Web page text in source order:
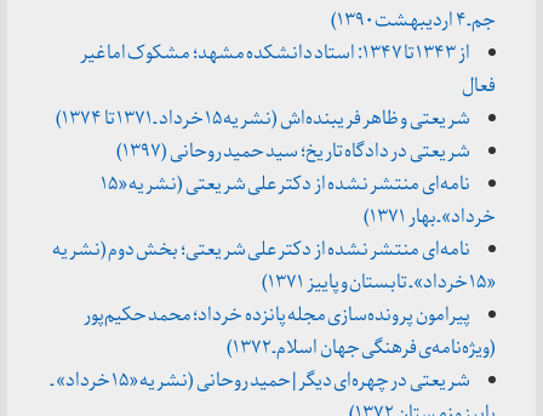
جم ـ ۴ اردیبهشت ۱۳۹۰)
از ۱۳۴۳ تا ۱۳۴۷: استاد دانشکده مشهد؛ مشکوک اما غیر
فعال
شریعتی و ظاهر فریبنده‌اش (نشریه ۱۵ خرداد ـ ۱۳۷۱ تا ۱۳۷۴)
شریعتی در دادگاه تاریخ؛ سید حمید روحانی (۱۳۹۷)
نامه‌ای منتشر نشده از دکتر علی شریعتی (نشریه «۱۵
خرداد» ـ بهار ۱۳۷۱)
نامه‌ای منتشر نشده از دکتر علی شریعتی؛ بخش دوم (نشریه
«۱۵ خرداد» ـ تابستان و پاییز ۱۳۷۱)
پیرامون پرونده‌سازی مجله پانزده خرداد؛ محمد حکیم‌پور
(ویژه‌نامه‌ی فرهنگی جهان اسلام ـ ۱۳۷۲)
شریعتی در چهره‌ای دیگر | حمید روحانی (نشریه «۱۵ خرداد» ـ